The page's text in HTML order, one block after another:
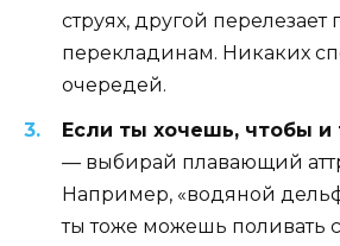
струях, другой перелезает
перекладинам. Никаких
очередей.
Если ты хочешь, чтобы и
— выбирай плавающий
Например, «водяной
ты тоже можешь поливать